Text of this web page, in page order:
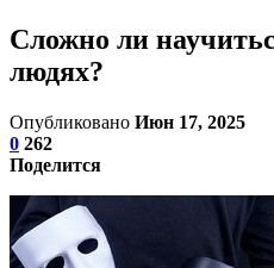
Сложно ли
людях?
Опубликовано Июн 17, 2025
0 262
Поделится